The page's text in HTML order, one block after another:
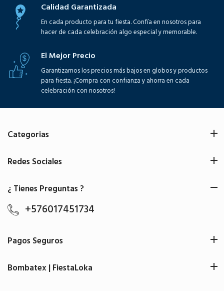
Calidad Garantizada
En cada producto para tu fiesta. Confía en nosotros para
hacer de cada celebración algo especial y memorable.
El Mejor Precio
Garantizamos los precios más bajos en globos y productos
para fiesta. ¡Compra con confianza y ahorra en cada
celebración con nosotros!
Categorias
Redes Sociales
¿ Tienes Preguntas ?
+576017451734
Pagos Seguros
Bombatex | FiestaLoka